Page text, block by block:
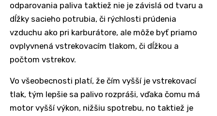
odparovania paliva taktiež nie je závislá od tvaru a
dĺžky sacieho potrubia, či rýchlosti prúdenia
vzduchu ako pri karburátore, ale môže byť priamo
ovplyvnená vstrekovacím tlakom, či dĺžkou a
počtom vstrekov.
Vo všeobecnosti platí, že čím vyšší je vstrekovací
tlak, tým lepšie sa palivo rozpráši, vďaka čomu má
motor vyšší výkon, nižšiu spotrebu, no taktiež je